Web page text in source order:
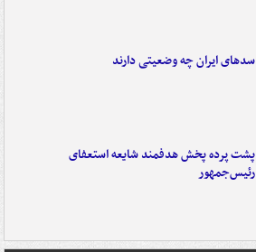
سدهای ایران چه وضعیتی دارند
پشت پرده پخش هدفمند شایعه استعفای
رئیس‌جمهور